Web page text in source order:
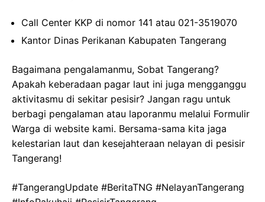
Call Center KKP di nomor 141 atau 021-3519070
Kantor Dinas Perikanan Kabupaten Tangerang
Bagaimana pengalamanmu, Sobat Tangerang?
Apakah keberadaan pagar laut ini juga mengganggu
aktivitasmu di sekitar pesisir? Jangan ragu untuk
berbagi pengalaman atau laporanmu melalui Formulir
Warga di website kami. Bersama-sama kita jaga
kelestarian laut dan kesejahteraan nelayan di pesisir
Tangerang!
#TangerangUpdate #BeritaTNG #NelayanTangerang